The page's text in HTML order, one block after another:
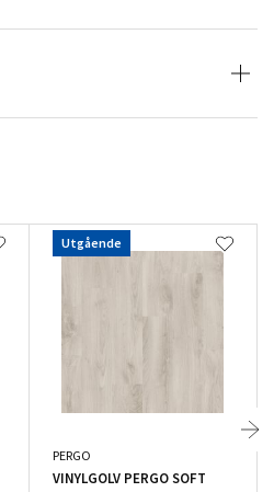
Utgående
PERGO
VINYLGOLV PERGO SOFT